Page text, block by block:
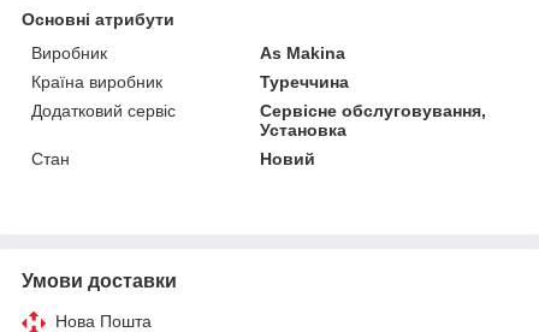
Основні атрибути
Виробник
As Makina
Країна виробник
Туреччина
Додатковий сервіс
Сервісне обслуговування,
Установка
Стан
Новий
Умови доставки
Нова Пошта